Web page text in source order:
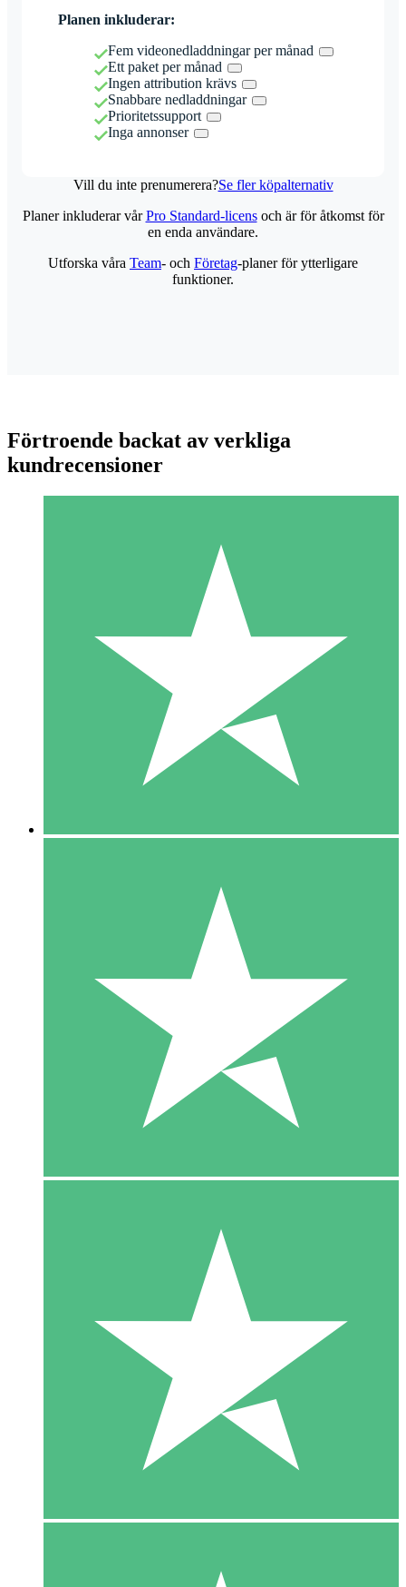
Planen inkluderar:
Fem videonedladdningar per månad
Ett paket per månad
Ingen attribution krävs
Snabbare nedladdningar
Prioritetssupport
Inga annonser
Vill du inte prenumerera?Se fler köpalternativ
Individuella Kreditpaket
Betala per användning med nedladdningskrediter. Inget
1 Nedladdningar
10 00
10 Nedladdningar
20 00
Planer inkluderar vårPro Standard-licensoch är för åtkomst för
en enda användare.
Utforska våra Team- och Företag-planer för ytterligare
funktioner.
Förtroende backat av verkliga
kundrecensioner